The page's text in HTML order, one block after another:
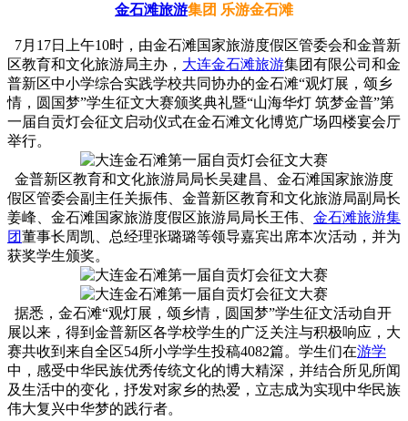
金石滩旅游集团 乐游金石滩
7月17日上午10时，由金石滩国家旅游度假区管委会和金普新
区教育和文化旅游局主办， 大连金石滩旅游集团有限公司和金
普新区中小学综合实践学校共同协办的金石滩“观灯展，颂乡
情，圆国梦”学生征文大赛颁奖典礼暨“山海华灯 筑梦金普”第
一届自贡灯会征文启动仪式在金石滩文化博览广场四楼宴会厅
举行。
金普新区教育和文化旅游局局长吴建昌、金石滩国家旅游度
假区管委会副主任关振伟、金普新区教育和文化旅游局副局长
姜峰、金石滩国家旅游度假区旅游局局长王伟、 金石滩旅游集
团董事长周凯、总经理张璐璐等领导嘉宾出席本次活动，并为
获奖学生颁奖。
据悉，金石滩“观灯展，颂乡情，圆国梦”学生征文活动自开
展以来，得到金普新区各学校学生的广泛关注与积极响应，大
赛共收到来自全区54所小学学生投稿4082篇。学生们在游学
中，感受中华民族优秀传统文化的博大精深，并结合所见所闻
及生活中的变化，抒发对家乡的热爱，立志成为实现中华民族
伟大复兴中华梦的践行者。